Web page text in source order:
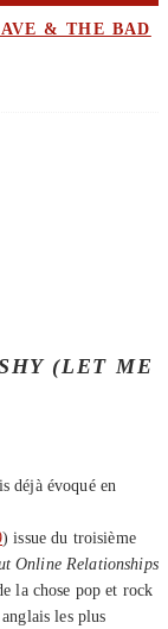
& THE BAD
(LET ME
déjà évoqué en
) issue du troisième
Online Relationships
la chose pop et rock
les plus